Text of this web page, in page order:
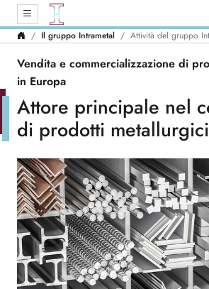
Il gruppo Intrametal Attività del gruppo
Vendita e commercializzazione di
in Europa
Attore principale nel
di prodotti metallurgici